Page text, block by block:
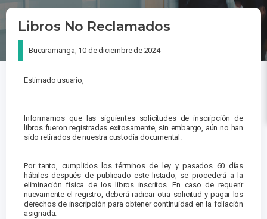
Libros No Reclamados
Bucaramanga, 10 de diciembre de 2024
Estimado usuario,
Informamos que las siguientes solicitudes de inscripción de
libros fueron registradas exitosamente, sin embargo, aún no han
sido retirados de nuestra custodia documental.
Por tanto, cumplidos los términos de ley y pasados 60 días
hábiles después de publicado este listado, se procederá a la
eliminación física de los libros inscritos. En caso de requerir
nuevamente el registro, deberá radicar otra solicitud y pagar los
derechos de inscripción para obtener continuidad en la foliación
asignada.